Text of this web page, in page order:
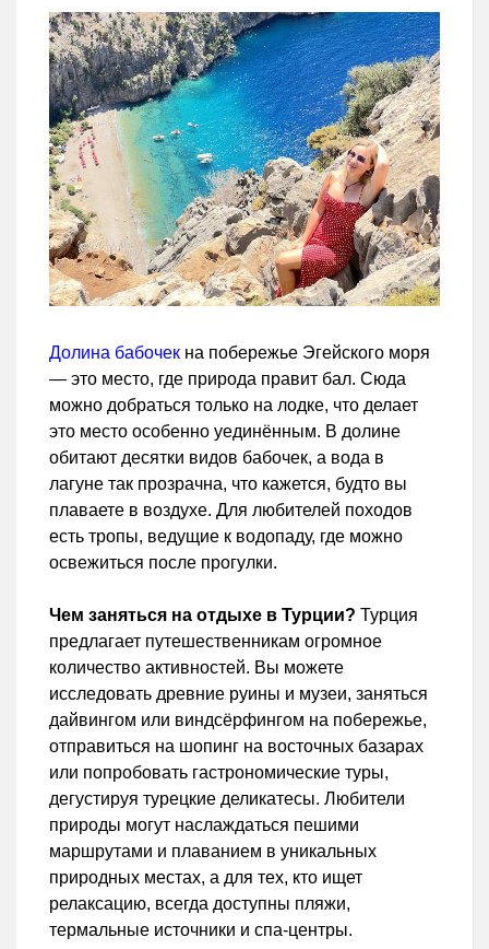
Долина бабочек на побережье Эгейского моря
— это место, где природа правит бал. Сюда
можно добраться только на лодке, что делает
это место особенно уединённым. В долине
обитают десятки видов бабочек, а вода в
лагуне так прозрачна, что кажется, будто вы
плаваете в воздухе. Для любителей походов
есть тропы, ведущие к водопаду, где можно
освежиться после прогулки.
Чем заняться на отдыхе в Турции? Турция
предлагает путешественникам огромное
количество активностей. Вы можете
исследовать древние руины и музеи, заняться
дайвингом или виндсёрфингом на побережье,
отправиться на шопинг на восточных базарах
или попробовать гастрономические туры,
дегустируя турецкие деликатесы. Любители
природы могут наслаждаться пешими
маршрутами и плаванием в уникальных
природных местах, а для тех, кто ищет
релаксацию, всегда доступны пляжи,
термальные источники и спа-центры.